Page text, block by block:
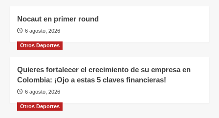
Nocaut en primer round
6 agosto, 2026
Otros Deportes
Quieres fortalecer el crecimiento de su empresa en
Colombia: ¡Ojo a estas 5 claves financieras!
6 agosto, 2026
Otros Deportes